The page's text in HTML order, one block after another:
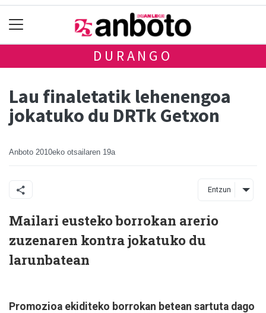
DURANGO
Lau finaletatik lehenengoa
jokatuko du DRTk Getxon
Anboto 2010eko otsailaren 19a
Entzun
Mailari eusteko borrokan arerio
zuzenaren kontra jokatuko du
larunbatean
Promozioa ekiditeko borrokan betean sartuta dago